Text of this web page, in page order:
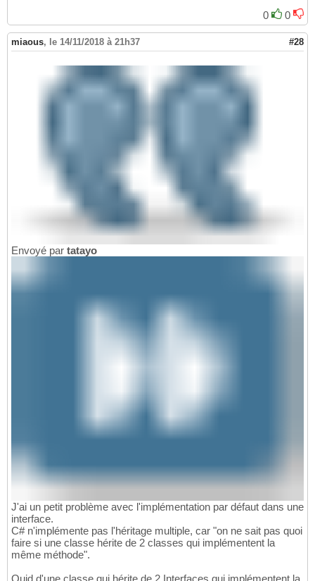
0 0
miaous, le 14/11/2018 à 21h37 #28
Envoyé par tatayo
J'ai un petit problème avec l'implémentation par défaut dans une
interface.
C# n'implémente pas l'héritage multiple, car "on ne sait pas quoi
faire si une classe hérite de 2 classes qui implémentent la
même méthode".
Quid d'une classe qui hérite de 2 Interfaces qui implémentent la